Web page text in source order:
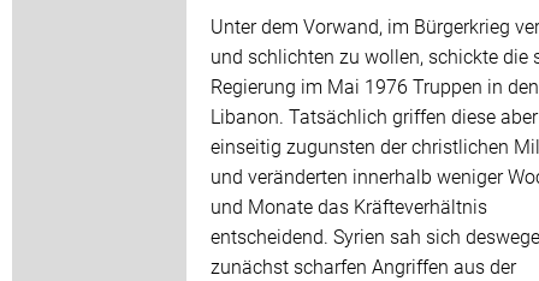
Unter dem Vorwand, im Bürgerkrieg
und schlichten zu wollen, schickte die
Regierung im Mai 1976 Truppen in den
Libanon. Tatsächlich griffen diese
einseitig zugunsten der christlichen
und veränderten innerhalb weniger
und Monate das Kräfteverhältnis
entscheidend. Syrien sah sich
zunächst scharfen Angriffen aus der